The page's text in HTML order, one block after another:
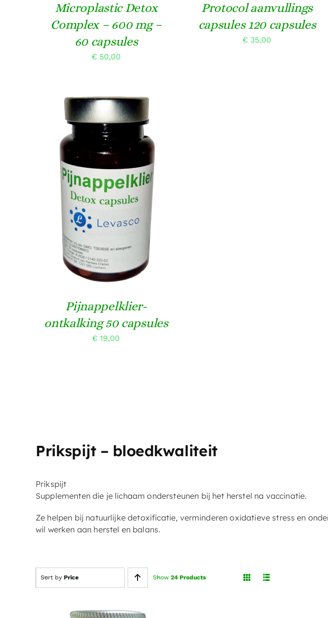
Microplastic Detox
Complex – 600 mg –
60 capsules
€50,00
Protocol aanvullings
capsules 120 capsules
€ 35,00
Gewaardeerd
TOEVOEGEN AAN
WINKELWAGEN
/ DETAILS
Pijnappelklier-
ontkalking 50 capsules
€ 19,00
Prikspijt – bloedkwaliteit
Prikspijt
Supplementen die je lichaam ondersteunen bij het herstel na vaccinatie.
Ze helpen bij natuurlijke detoxificatie, verminderen oxidatieve stress en
wil werken aan herstel en balans.
Sort by Price Show 24 Products